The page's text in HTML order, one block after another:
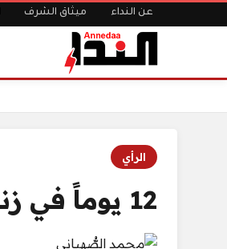
عن النداء ميثاق الشرف
الرأي
12 يوماً في زنازين "الجماعة" (2 - 2)